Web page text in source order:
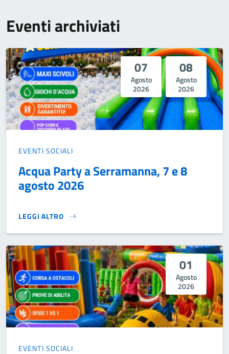
Eventi archiviati
07
Agosto
2026
08
Agosto
2026
EVENTI SOCIALI
Acqua Party a Serramanna, 7 e 8
agosto 2026
LEGGI ALTRO
ACQUA PARTY A SERRAMANNA, 7 E 8 AGOSTO 2026}
01
Agosto
2026
EVENTI SOCIALI